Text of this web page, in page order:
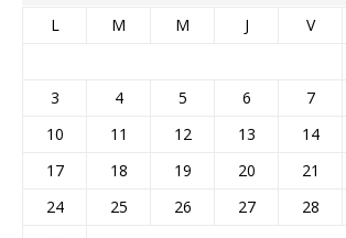
L M M J V
3
4 5 6 7
10
11 12 13 14
17
18 19 20 21
24
25 26 27 28